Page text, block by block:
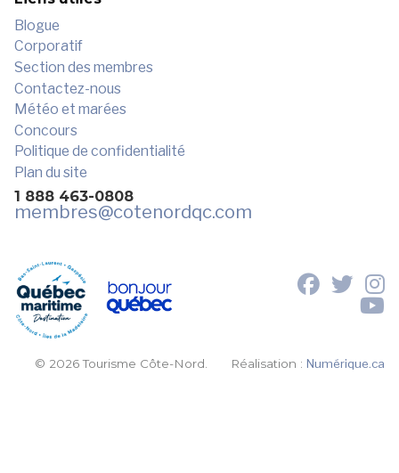
Blogue
Corporatif
Section des membres
Contactez-nous
Météo et marées
Concours
Politique de confidentialité
Plan du site
1 888 463-0808
membres@cotenordqc.com
© 2026 Tourisme Côte-Nord. Réalisation :Numérique.ca